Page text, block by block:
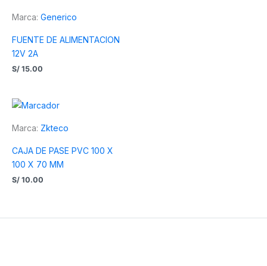
Marca: Generico
FUENTE DE ALIMENTACION
12V 2A
S/ 15.00
Marca: Zkteco
CAJA DE PASE PVC 100 X
100 X 70 MM
S/ 10.00